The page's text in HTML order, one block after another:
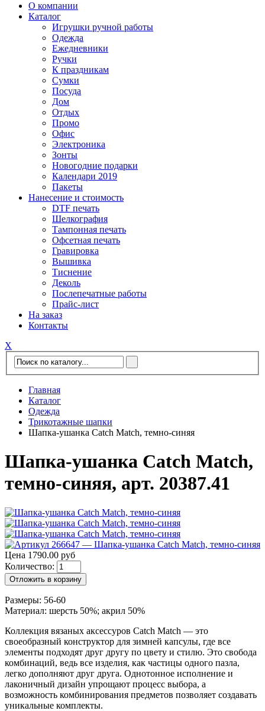
О компании
Каталог
Игрушки ручной работы
Одежда
Ежедневники
Ручки
К праздникам
Сумки
Посуда
Дом
Отдых
Промо
Офис
Электроника
Зонты
Новогодние подарки
Календари 2019
Пакеты
Нанесение и стоимость
DTF печать
Шелкография
Тампонная печать
Офсетная печать
Гравировка
Вышивка
Тиснение
Деколь
Послепечатные работы
Прайс-лист
На заказ
Контакты
Х
Главная
Каталог
Одежда
Трикотажные шапки
Шапка-ушанка Catch Match, темно-синяя
Шапка-ушанка Catch Match,
темно-синяя, арт. 20387.41
Цена 1790.00 руб
Количество:
Отложить в корзину
Размеры: 56-60
Материал: шерсть 50%; акрил 50%
Коллекция вязаных аксессуров Catch Match — это
своеобразный конструктор для зимней капсулы, где все
элементы подходят друг другу по цвету и стилю. Это свобода
комбинаций, ведь все изделия, как частицы одного пазла,
легко дополняют друг друга. Однотонное исполнение и
лаконичный дизайн упрощают процесс выбора, а
возможность комбинирования предметов позволяет создавать
уникальные комплекты.